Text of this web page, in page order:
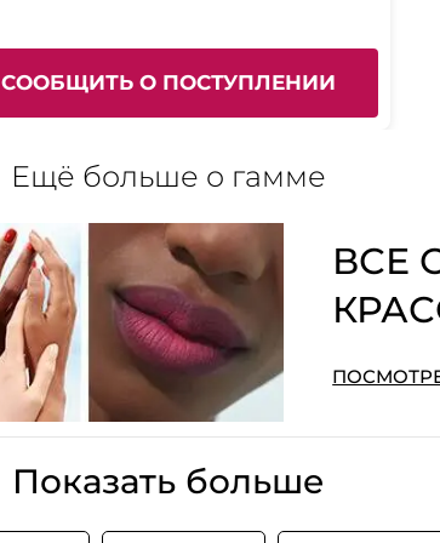
СООБЩИТЬ О ПОСТУПЛЕНИИ
Ещё больше о гамме
ВСЕ
Показать больше